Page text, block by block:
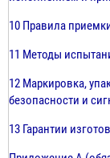
10 Правила
11 Методы
12 Маркировка,
безопасности и
13 Гарантии